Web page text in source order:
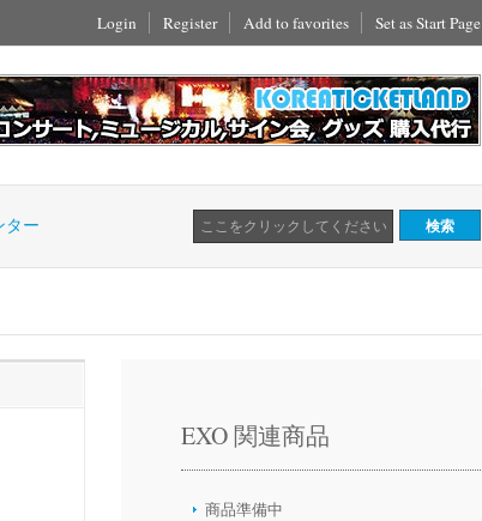
Login Register Add to favorites Set as Start Page
ター
EXO 関連商品
商品準備中